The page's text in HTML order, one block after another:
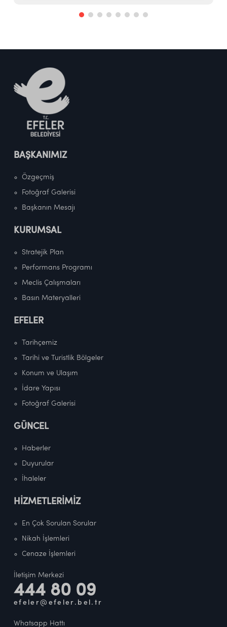
BAŞKANIMIZ
Özgeçmiş
Fotoğraf Galerisi
Başkanın Mesajı
KURUMSAL
Stratejik Plan
Performans Programı
Meclis Çalışmaları
Basın Materyalleri
EFELER
Tarihçemiz
Tarihi ve Turistlik Bölgeler
Konum ve Ulaşım
İdare Yapısı
Fotoğraf Galerisi
GÜNCEL
Haberler
Duyurular
İhaleler
HİZMETLERİMİZ
En Çok Sorulan Sorular
Nikah İşlemleri
Cenaze İşlemleri
İletişim Merkezi
444 80 09
efeler@efeler.bel.tr
Whatsapp Hattı